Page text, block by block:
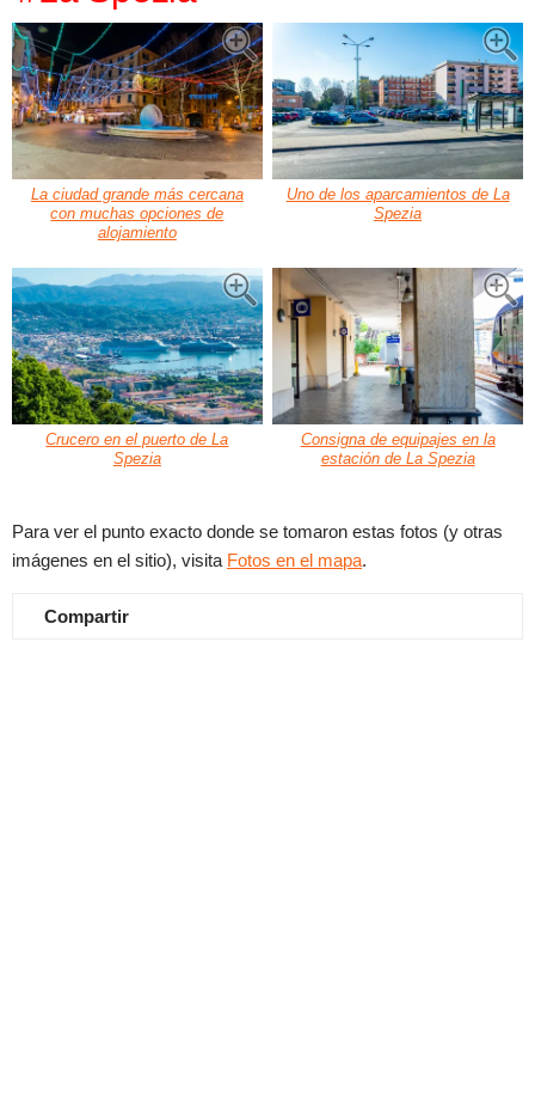
La ciudad grande más cercana
con muchas opciones de
alojamiento
Uno de los aparcamientos de La
Spezia
Crucero en el puerto de La
Spezia
Consigna de equipajes en la
estación de La Spezia
Para ver el punto exacto donde se tomaron estas fotos (y otras
imágenes en el sitio), visita Fotos en el mapa.
Compartir